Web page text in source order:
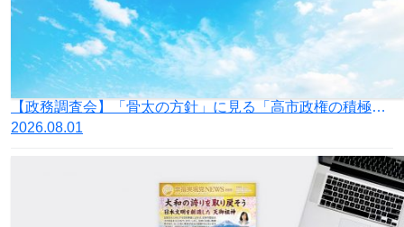
【政務調査会】「骨太の方針」に見る「高市政権の積極財政」の落とし穴
2026.08.01